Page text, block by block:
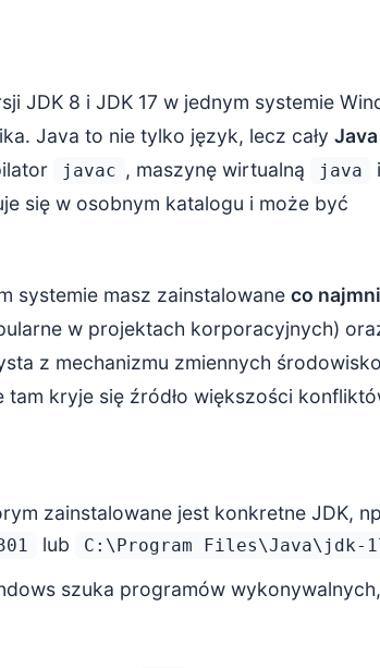
JDK 8 i JDK 17 w jednym systemie
Java to nie tylko język, lecz cały Java
javac , maszynę wirtualną java
i
się w osobnym katalogu i może być
systemie masz zainstalowane co
w projektach korporacyjnych)
z mechanizmu zmiennych
tam kryje się źródło większości
zainstalowane jest konkretne JDK,
lub C:\Program Files\Java\jdk-
szuka programów